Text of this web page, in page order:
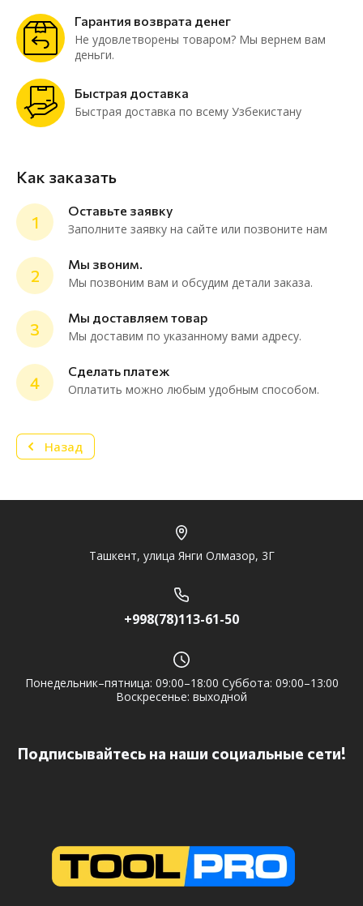
Гарантия возврата денег
Не удовлетворены товаром? Мы вернем вам
деньги.
Быстрая доставка
Быстрая доставка по всему Узбекистану
Как заказать
1
Оставьте заявку
Заполните заявку на сайте или позвоните нам
2
Мы звоним.
Мы позвоним вам и обсудим детали заказа.
3
Мы доставляем товар
Мы доставим по указанному вами адресу.
4
Сделать платеж
Оплатить можно любым удобным способом.
Назад
Ташкент, улица Янги Олмазор, 3Г
+998(78)113-61-50
Понедельник–пятница: 09:00–18:00 Суббота: 09:00–13:00
Воскресенье: выходной
Подписывайтесь на наши социальные сети!
online
Мессенджеры
Нужна консультация или персональное
предложение? Пиши в мессенджер!
Telegram